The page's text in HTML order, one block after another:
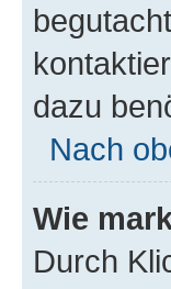
dazu
Nach
Wie
Durch